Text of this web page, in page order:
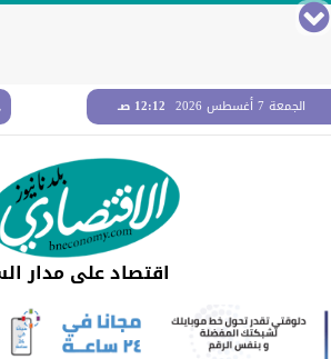
الجمعة 7 أغسطس 2026 12:12 صـ
اقتصاد على مدار